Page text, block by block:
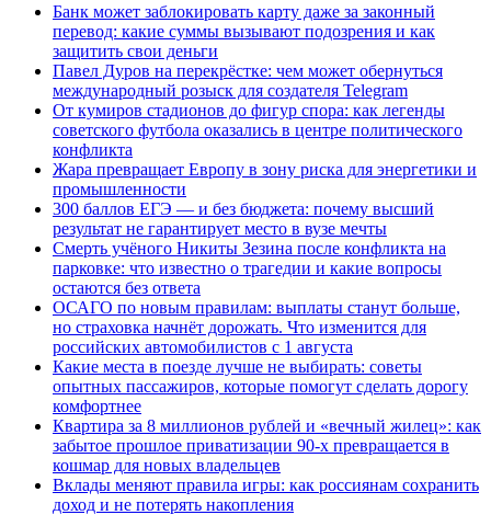
Банк может заблокировать карту даже за законный
перевод: какие суммы вызывают подозрения и как
защитить свои деньги
Павел Дуров на перекрёстке: чем может обернуться
международный розыск для создателя Telegram
От кумиров стадионов до фигур спора: как легенды
советского футбола оказались в центре политического
конфликта
Жара превращает Европу в зону риска для энергетики и
промышленности
300 баллов ЕГЭ — и без бюджета: почему высший
результат не гарантирует место в вузе мечты
Смерть учёного Никиты Зезина после конфликта на
парковке: что известно о трагедии и какие вопросы
остаются без ответа
ОСАГО по новым правилам: выплаты станут больше,
но страховка начнёт дорожать. Что изменится для
российских автомобилистов с 1 августа
Какие места в поезде лучше не выбирать: советы
опытных пассажиров, которые помогут сделать дорогу
комфортнее
Квартира за 8 миллионов рублей и «вечный жилец»: как
забытое прошлое приватизации 90-х превращается в
кошмар для новых владельцев
Вклады меняют правила игры: как россиянам сохранить
доход и не потерять накопления